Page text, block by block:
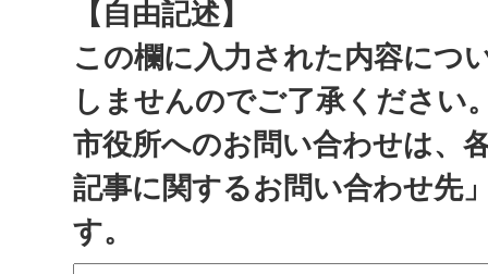
【自由記述】
この欄に入力された内容につ
しませんのでご了承ください
市役所へのお問い合わせは、
記事に関するお問い合わせ先
す。